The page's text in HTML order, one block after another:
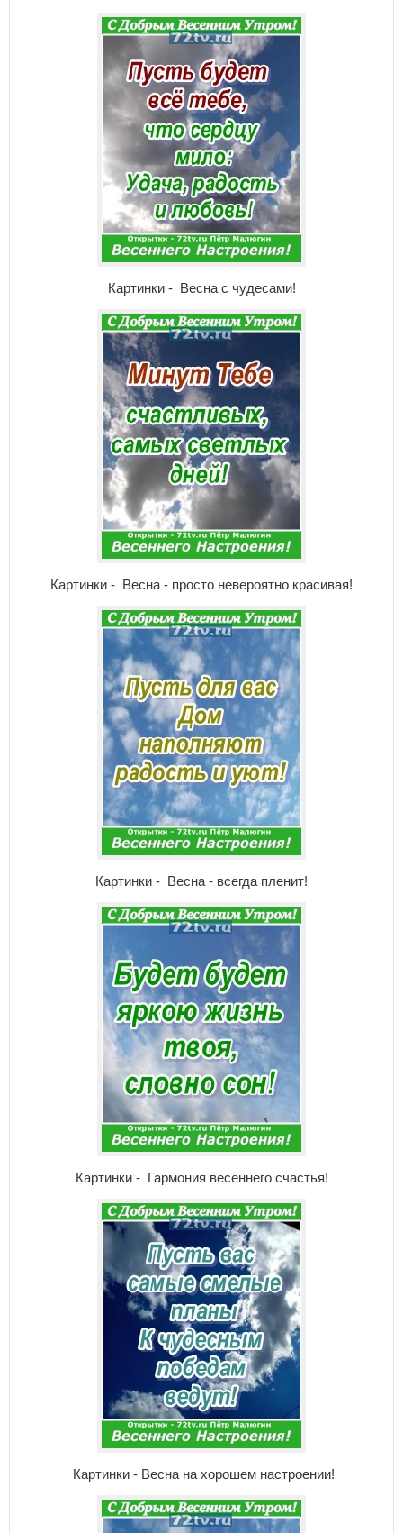
Картинки - Весна с чудесами!
Картинки - Весна - просто невероятно красивая!
Картинки - Весна - всегда пленит!
Картинки - Гармония весеннего счастья!
Картинки - Весна на хорошем настроении!